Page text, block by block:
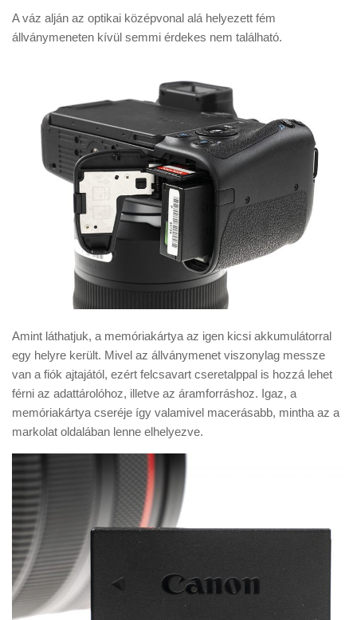
A váz alján az optikai középvonal alá helyezett fém
állványmeneten kívül semmi érdekes nem található.
Amint láthatjuk, a memóriakártya az igen kicsi akkumulátorral
egy helyre került. Mivel az állványmenet viszonylag messze
van a fiók ajtajától, ezért felcsavart cseretalppal is hozzá lehet
férni az adattárolóhoz, illetve az áramforráshoz. Igaz, a
memóriakártya cseréje így valamivel macerásabb, mintha az a
markolat oldalában lenne elhelyezve.